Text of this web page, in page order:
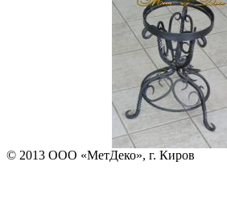
© 2013 ООО «МетДеко», г. Киров